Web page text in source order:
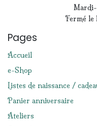
Mardi-
Fermé le
Pages
Accueil
e-Shop
Listes de naissance /
Panier anniversaire
Ateliers